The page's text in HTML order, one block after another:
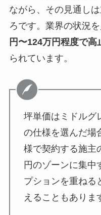
ながら、その見通し
ろです。業界の状況を
円〜124万円程度で高
られています。
坪単価はミドルグ
の仕様を選んだ場
様で契約する施主
円のゾーンに集中
プションを重ねる
えることもありま